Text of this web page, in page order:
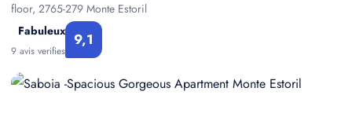
floor, 2765-279 Monte Estoril
Fabuleux
9 avis verifies
9,1